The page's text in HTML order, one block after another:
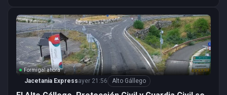
Formigal ahora
Jacetania Expressayer 21:56 Alto Gállego